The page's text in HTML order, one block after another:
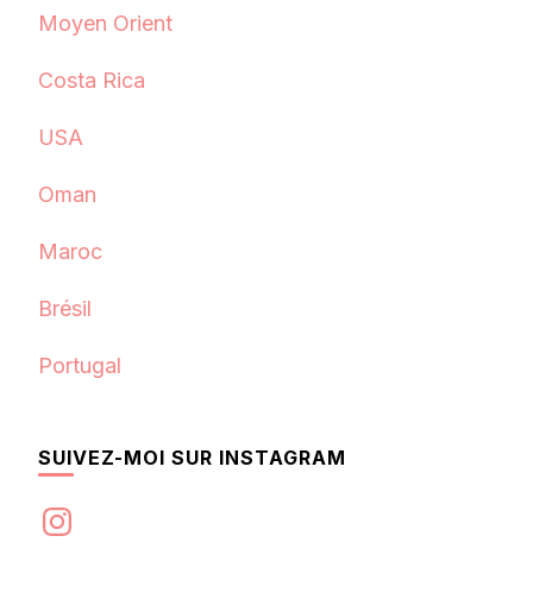
Moyen Orient
Costa Rica
USA
Oman
Maroc
Brésil
Portugal
SUIVEZ-MOI SUR INSTAGRAM
Instagram